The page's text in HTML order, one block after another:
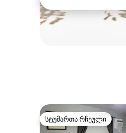
სტუმართა რჩეული
სტუმართა რჩეული